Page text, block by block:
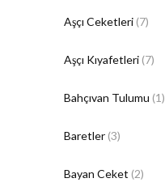
Aşçı Ceketleri (7)
Aşçı Kıyafetleri (7)
Bahçıvan Tulumu (1)
Baretler (3)
Bayan Ceket (2)